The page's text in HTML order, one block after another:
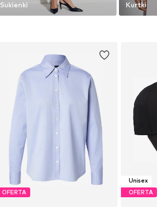
Sukienki Kurtki
OFERTA
Unisex
OFERTA